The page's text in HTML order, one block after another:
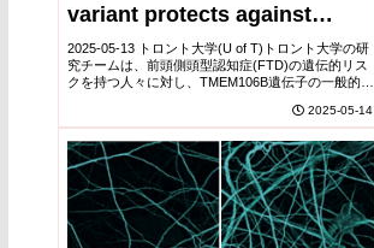
variant protects against
inherited form of dementia:
Researchers)
2025-05-13 トロント大学(U of T)トロント大学の研
究チームは、前頭側頭型認知症(FTD)の遺伝的リス
クを持つ人々に対し、TMEM106B遺伝子の一般的な
2025-05-14